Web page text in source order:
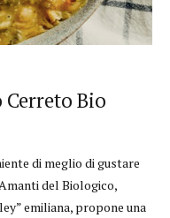
Bio
di meglio di gustare
del Biologico,
emiliana, propone una